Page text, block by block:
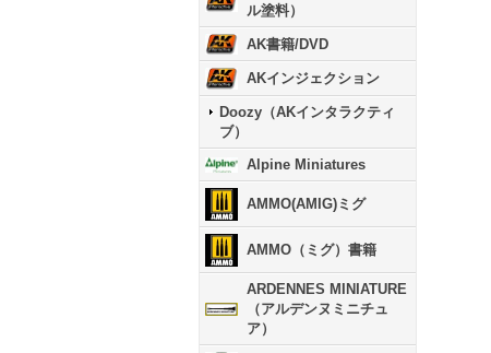
ル塗料）
AK書籍/DVD
AKインジェクション
Doozy（AKインタラクティ
ブ）
Alpine Miniatures
AMMO(AMIG)ミグ
AMMO（ミグ）書籍
ARDENNES MINIATURE
（アルデンヌミニチュ
ア）